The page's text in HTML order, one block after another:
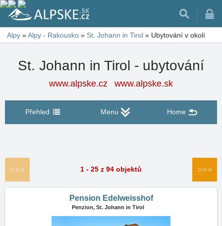
Alpy »Alpy - Rakousko » St. Johann in Tirol » Ubytování v okolí
St. Johann in Tirol - ubytování
www.alpske.cz www.alpske.sk
Přehled Menu Home
<<< 1 - 25 z 94 objektů >>>
Pension Edelweisshof
Penzion, St. Johann in Tirol